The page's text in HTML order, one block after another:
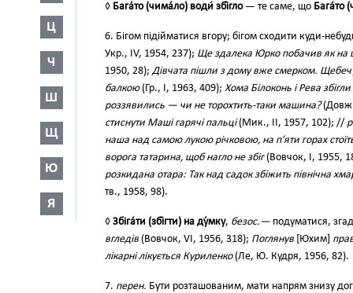
Ц
Ч
Ш
Щ
Ю
Я
◊ Бага́то (чима́ло) води́ збі́гло— те саме, що Бага́то
6. Бігом підійматися вгору; бігом сходити куди-
Укр., IV, 1954, 237); Ще здалека Юрко побачив як на
1950, 28);Дівчата пішли з дому вже смерком.
балкою(Гр., І, 1963, 409); Хома Білоконь і Рева
роззявились — чи не торохтить-таки машина?
стиснути Маші гарячі пальці(Мик., II, 1957, 102); //
наша над самою лукою річковою, на п’яти горах
ворога татарина, щоб нагло не збіг(Вовчок, І, 1955,
розкидана отара: Так над садок збіжить північна
тв., 1958, 98).
◊ Збіга́ти (збі́гти) на ду́мку, безос.— подуматися,
вгледів (Вовчок, VI, 1956, 318); Поглянув [Юхим]
лікарні лікується Куриленко(Ле, Ю. Кудря, 1956, 82).
7. перен. Бути розташованим, мати напрям знизу